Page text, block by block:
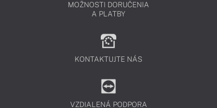
MOŽNOSTI DORUČENIA
A PLATBY
KONTAKTUJTE NÁS
VZDIALENÁ PODPORA